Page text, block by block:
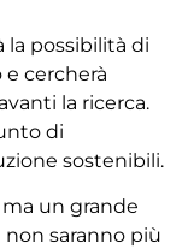
la possibilità di
cercherà
la ricerca.
di
sostenibili.
un grande
non saranno più